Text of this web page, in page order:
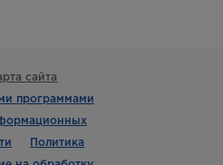
сайта
программами
Политика